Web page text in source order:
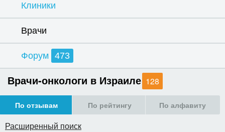
Клиники
Врачи
Форум 473
Врачи-онкологи в Израиле 128
По отзывам По рейтингу По алфавиту
Расширенный поиск